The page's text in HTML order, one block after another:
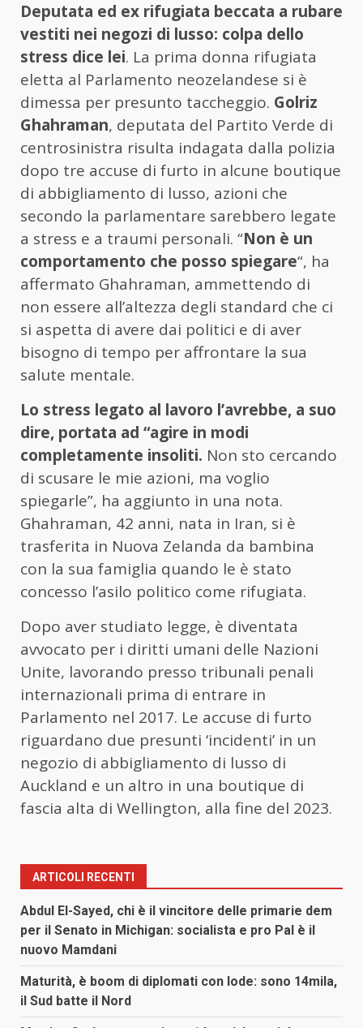
Deputata ed ex rifugiata beccata a rubare
vestiti nei negozi di lusso: colpa dello
stress dice lei. La prima donna rifugiata
eletta al Parlamento neozelandese si è
dimessa per presunto taccheggio. Golriz
Ghahraman, deputata del Partito Verde di
centrosinistra risulta indagata dalla polizia
dopo tre accuse di furto in alcune boutique
di abbigliamento di lusso, azioni che
secondo la parlamentare sarebbero legate
a stress e a traumi personali. “Non è un
comportamento che posso spiegare“, ha
affermato Ghahraman, ammettendo di
non essere all’altezza degli standard che ci
si aspetta di avere dai politici e di aver
bisogno di tempo per affrontare la sua
salute mentale.
Lo stress legato al lavoro l’avrebbe, a suo
dire, portata ad “agire in modi
completamente insoliti. Non sto cercando
di scusare le mie azioni, ma voglio
spiegarle”, ha aggiunto in una nota.
Ghahraman, 42 anni, nata in Iran, si è
trasferita in Nuova Zelanda da bambina
con la sua famiglia quando le è stato
concesso l’asilo politico come rifugiata.
Dopo aver studiato legge, è diventata
avvocato per i diritti umani delle Nazioni
Unite, lavorando presso tribunali penali
internazionali prima di entrare in
Parlamento nel 2017. Le accuse di furto
riguardano due presunti ‘incidenti’ in un
negozio di abbigliamento di lusso di
Auckland e un altro in una boutique di
fascia alta di Wellington, alla fine del 2023.
ARTICOLI RECENTI
Abdul El-Sayed, chi è il vincitore delle primarie dem
per il Senato in Michigan: socialista e pro Pal è il
nuovo Mamdani
Maturità, è boom di diplomati con lode: sono 14mila,
il Sud batte il Nord